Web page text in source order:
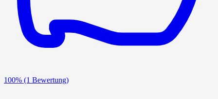
100% (1 Bewertung)